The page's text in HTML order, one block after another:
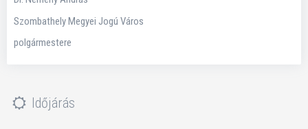
Szombathely Megyei Jogú Város
polgármestere
Időjárás